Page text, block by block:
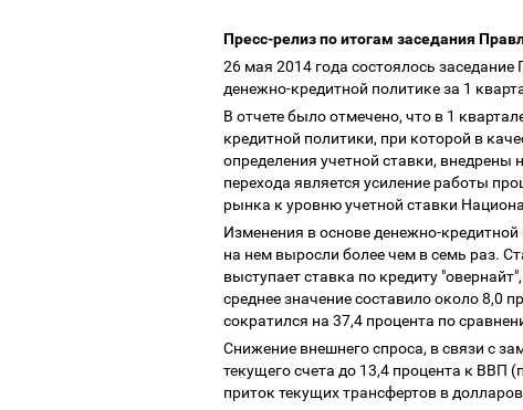
Пресс-релиз по итогам заседания
26 мая 2014 года состоялось
денежно-кредитной политике за 1
В отчете было отмечено, что в 1
кредитной политики, при которой в
определения учетной ставки,
перехода является усиление работы
рынка к уровню учетной ставки
Изменения в основе денежно-
на нем выросли более чем в семь раз.
выступает ставка по кредиту
среднее значение составило около 8,0
сократился на 37,4 процента по
Снижение внешнего спроса, в связи с
текущего счета до 13,4 процента к
приток текущих трансфертов в